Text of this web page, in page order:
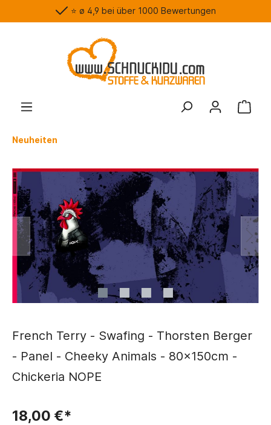
⭐️ ø 4,9 bei über 1000 Bewertungen
Neuheiten
French Terry - Swafing - Thorsten Berger
- Panel - Cheeky Animals - 80x150cm -
Chickeria NOPE
18,00 €*